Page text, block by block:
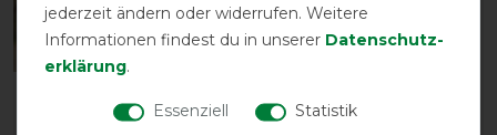
Fliegenmaske Premium
Eimer - silbergrau - 18
jederzeit ändern oder widerrufen. Weitere
Informationen findest du in unserer Daten­schutz­
erklärung.
Essenziell
Statistik